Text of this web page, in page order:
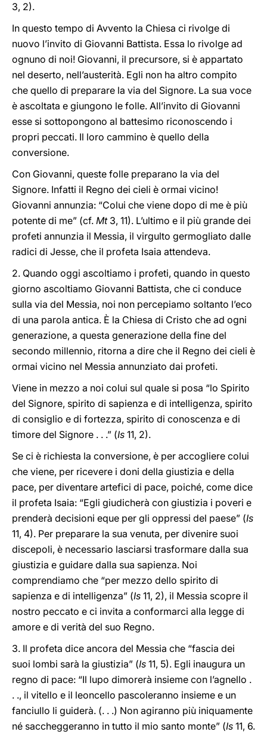
3, 2).
In questo tempo di Avvento la Chiesa ci rivolge di
nuovo l’invito di Giovanni Battista. Essa lo rivolge ad
ognuno di noi! Giovanni, il precursore, si è appartato
nel deserto, nell’austerità. Egli non ha altro compito
che quello di preparare la via del Signore. La sua voce
è ascoltata e giungono le folle. All’invito di Giovanni
esse si sottopongono al battesimo riconoscendo i
propri peccati. Il loro cammino è quello della
conversione.
Con Giovanni, queste folle preparano la via del
Signore. Infatti il Regno dei cieli è ormai vicino!
Giovanni annunzia: “Colui che viene dopo di me è più
potente di me” (cf. Mt3, 11). L’ultimo e il più grande dei
profeti annunzia il Messia, il virgulto germogliato dalle
radici di Jesse, che il profeta Isaia attendeva.
2. Quando oggi ascoltiamo i profeti, quando in questo
giorno ascoltiamo Giovanni Battista, che ci conduce
sulla via del Messia, noi non percepiamo soltanto l’eco
di una parola antica. È la Chiesa di Cristo che ad ogni
generazione, a questa generazione della fine del
secondo millennio, ritorna a dire che il Regno dei cieli è
ormai vicino nel Messia annunziato dai profeti.
Viene in mezzo a noi colui sul quale si posa “lo Spirito
del Signore, spirito di sapienza e di intelligenza, spirito
di consiglio e di fortezza, spirito di conoscenza e di
timore del Signore . . .” (Is 11, 2).
Se ci è richiesta la conversione, è per accogliere colui
che viene, per ricevere i doni della giustizia e della
pace, per diventare artefici di pace, poiché, come dice
il profeta Isaia: “Egli giudicherà con giustizia i poveri e
prenderà decisioni eque per gli oppressi del paese” (Is
11, 4). Per preparare la sua venuta, per divenire suoi
discepoli, è necessario lasciarsi trasformare dalla sua
giustizia e guidare dalla sua sapienza. Noi
comprendiamo che “per mezzo dello spirito di
sapienza e di intelligenza” (Is 11, 2), il Messia scopre il
nostro peccato e ci invita a conformarci alla legge di
amore e di verità del suo Regno.
3. Il profeta dice ancora del Messia che “fascia dei
suoi lombi sarà la giustizia” (Is 11, 5). Egli inaugura un
regno di pace: “Il lupo dimorerà insieme con l’agnello .
. ., il vitello e il leoncello pascoleranno insieme e un
fanciullo li guiderà. (. . .) Non agiranno più iniquamente
né saccheggeranno in tutto il mio santo monte” (Is 11, 6.